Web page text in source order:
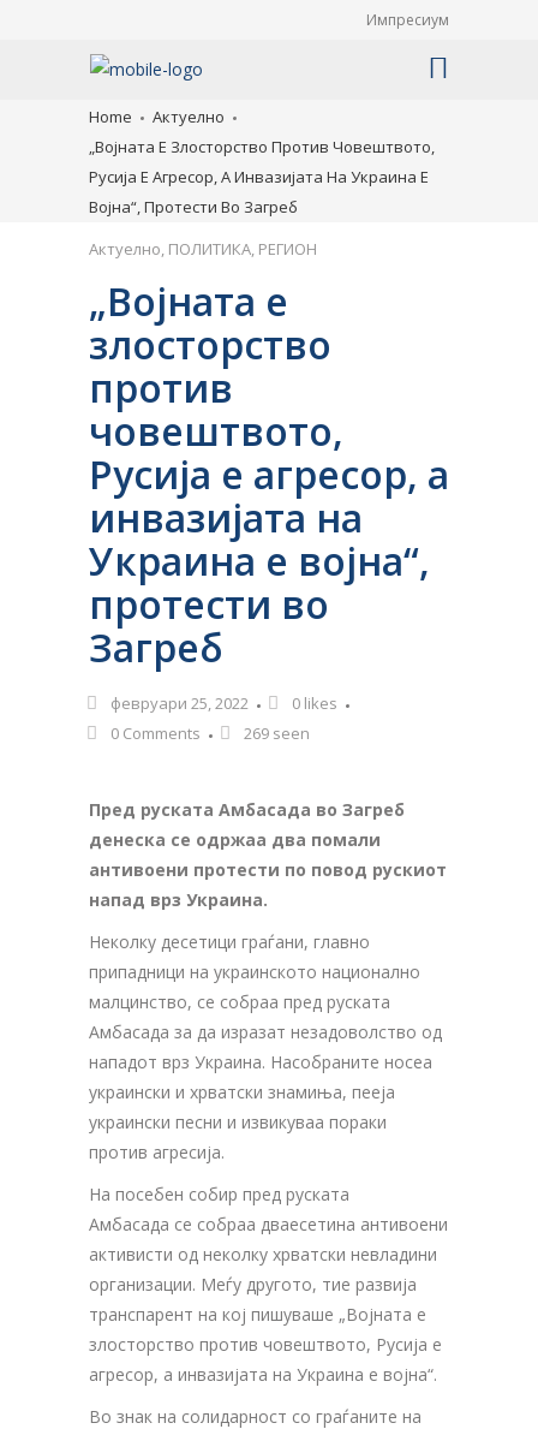
Импресиум
Home
Актуелно
„Војната Е Злосторство Против Човештвото,
Русија Е Агресор, А Инвазијата На Украина Е
Војна“, Протести Во Загреб
Актуелно, ПОЛИТИКА, РЕГИОН
„Војната е
злосторство
против
човештвото,
Русија е агресор, а
инвазијата на
Украина е војна“,
протести во
Загреб
февруари 25, 2022 0 likes
0 Comments
269 seen
Пред руската Амбасада во Загреб
денеска се одржаа два помали
антивоени протести по повод рускиот
напад врз Украина.
Неколку десетици граѓани, главно
припадници на украинското национално
малцинство, се собраа пред руската
Амбасада за да изразат незадоволство од
нападот врз Украина. Насобраните носеа
украински и хрватски знамиња, пееја
украински песни и извикуваа пораки
против агресија.
На посебен собир пред руската
Амбасада се собраа дваесетина антивоени
активисти од неколку хрватски невладини
организации. Меѓу другото, тие развија
транспарент на кој пишуваше „Војната е
злосторство против човештвото, Русија е
агресор, а инвазијата на Украина е војна“.
Во знак на солидарност со граѓаните на